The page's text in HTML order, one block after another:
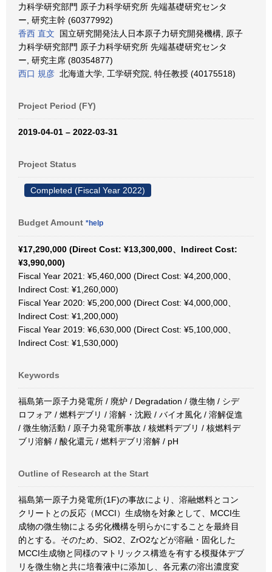
力科学研究部門 原子力科学研究所 先端基礎研究センタ
ー, 研究主幹 (60377992)
香西 直文 国立研究開発法人日本原子力研究開発機構, 原子
力科学研究部門 原子力科学研究所 先端基礎研究センタ
ー, 研究主席 (80354877)
西口 規彦 北海道大学, 工学研究院, 特任教授 (40175518)
Project Period (FY)
2019-04-01 – 2022-03-31
Project Status
Completed (Fiscal Year 2022)
Budget Amount *help
¥17,290,000 (Direct Cost: ¥13,300,000、Indirect Cost:
¥3,990,000)
Fiscal Year 2021: ¥5,460,000 (Direct Cost: ¥4,200,000、
Indirect Cost: ¥1,260,000)
Fiscal Year 2020: ¥5,200,000 (Direct Cost: ¥4,000,000、
Indirect Cost: ¥1,200,000)
Fiscal Year 2019: ¥6,630,000 (Direct Cost: ¥5,100,000、
Indirect Cost: ¥1,530,000)
Keywords
福島第一原子力発電所 / 廃炉 / Degradation / 微生物 / シデ
ロフォア / 燃料デブリ / 溶解・沈殿 / バイオ風化 / 溶解促進
/ 微生物活動 / 原子力発電所事故 / 核燃料デブリ / 核燃料デ
ブリ溶解 / 酸化還元 / 燃料デブリ溶解 / pH
Outline of Research at the Start
福島第一原子力発電所(1F)の事故により、溶融燃料とコン
クリートとの反応（MCCI）生成物を対象として、MCCI生
成物の微生物による劣化機構を明らかにすることを最終目
的とする。そのため、SiO2、ZrO2などが溶融・固化した
MCCI生成物と同様のマトリックス構造を有する模擬体デブ
リを微生物と共に培養液中に添加し、各元素の溶出濃度変